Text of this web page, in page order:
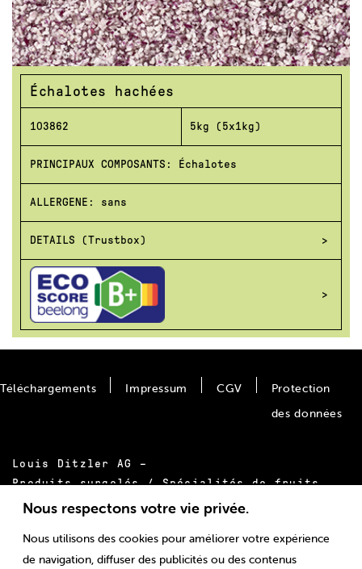
Nous respectons votre vie privée.
Nous utilisons des cookies pour améliorer votre expérience
de navigation, diffuser des publicités ou des contenus
Échalotes hachées
103862 5kg (5x1kg)
PRINCIPAUX COMPOSANTS: Échalotes
ALLERGENE: sans
DETAILS (Trustbox)
Louis Ditzler AG –
Produits surgelés / Spécialités de fruits
Bäumlimattstrasse 20
Tél.:+41 61 855 55 00
Téléchargements Impressum CGV
Protection
des données